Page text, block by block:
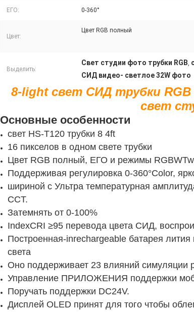
ЕГО: 0-360°
Цвет:
Цвет RGB полный
Выделить:
Свет студии фото трубки RGB,
СИД видео- светлое 32W фото
8-light свет СИД трубки RGB
свет
Основные особенности
свет HS-T120 трубки 8 4ft
16 пикселов в одном свете трубки
Цвет RGB полный, ЕГО и режимы
Поддерживая регулировка 0-360°Color,
шириной с Ультра температурная
CCT.
Затемнять от 0-100%
IndexCRI ≥95 перевода цвета СИД,
Построенная-inrechargeable батарея
света
Оно поддерживает 23 влияний симуляции
Управление ПРИЛОЖЕНИЯ поддержки
Поручать поддержки DC24V.
Дисплей OLED принят для того чтобы